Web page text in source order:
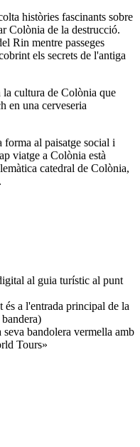
històries fascinants sobre
Colònia de la destrucció.
Rin mentre passeges
els secrets de l'antiga
cultura de Colònia que
en una cerveseria
al paisatge social i
viatge a Colònia està
catedral de Colònia,
al guia turístic al punt
és a l'entrada principal de la
bandolera vermella amb
Tours»